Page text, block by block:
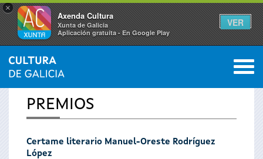
×
Axenda Cultura
Xunta de Galicia
Aplicación gratuíta - En Google Play
VER
Vostede
está
aquí
INICIO 0
PREMIOS
Certame literario Manuel-Oreste Rodríguez
López